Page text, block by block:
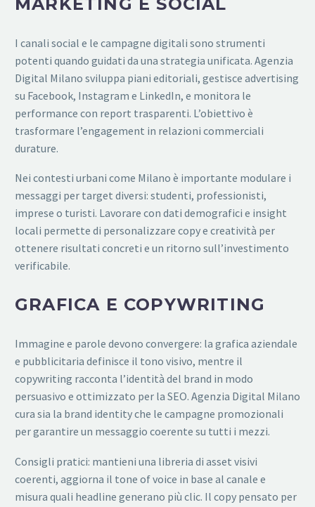
I canali social e le campagne digitali sono strumenti
potenti quando guidati da una strategia unificata. Agenzia
Digital Milano sviluppa piani editoriali, gestisce advertising
su Facebook, Instagram e LinkedIn, e monitora le
performance con report trasparenti. L’obiettivo è
trasformare l’engagement in relazioni commerciali
durature.
Nei contesti urbani come Milano è importante modulare i
messaggi per target diversi: studenti, professionisti,
imprese o turisti. Lavorare con dati demografici e insight
locali permette di personalizzare copy e creatività per
ottenere risultati concreti e un ritorno sull’investimento
verificabile.
GRAFICA E COPYWRITING
Immagine e parole devono convergere: la grafica aziendale
e pubblicitaria definisce il tono visivo, mentre il
copywriting racconta l’identità del brand in modo
persuasivo e ottimizzato per la SEO. Agenzia Digital Milano
cura sia la brand identity che le campagne promozionali
per garantire un messaggio coerente su tutti i mezzi.
Consigli pratici: mantieni una libreria di asset visivi
coerenti, aggiorna il tone of voice in base al canale e
misura quali headline generano più clic. Il copy pensato per